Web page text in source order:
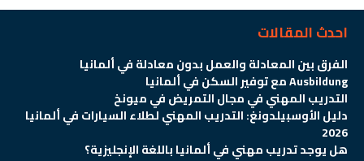
احدث المقالات
الفرق بين المعادلة والعمل بدون معادلة في ألمانيا
Ausbildung مع توفير السكن في ألمانيا
التدريب المهني في مجال التمريض في ميونخ
دليل الأوسبيلدونغ: التدريب المهني لطلاء السيارات في ألمانيا
2026
هل يوجد تدريب مهني في ألمانيا باللغة الإنجليزية؟